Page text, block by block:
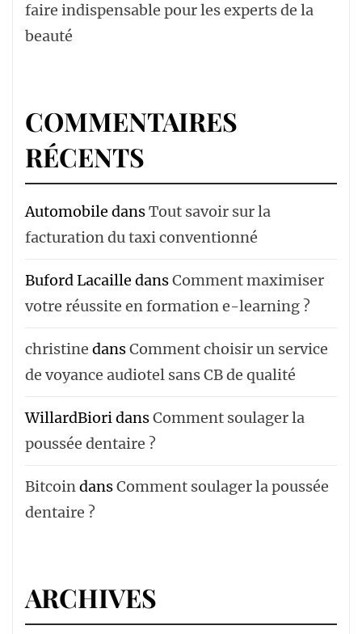
faire indispensable pour les experts de la
beauté
COMMENTAIRES
RÉCENTS
Automobile dansTout savoir sur la
facturation du taxi conventionné
Buford Lacaille dansComment maximiser
votre réussite en formation e-learning ?
christine dansComment choisir un service
de voyance audiotel sans CB de qualité
WillardBioridansComment soulager la
poussée dentaire ?
BitcoindansComment soulager la poussée
dentaire ?
ARCHIVES